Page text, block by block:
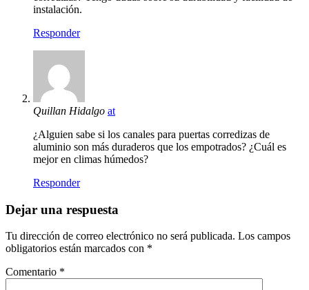
instalación.
Responder
Quillan Hidalgo at
¿Alguien sabe si los canales para puertas corredizas de
aluminio son más duraderos que los empotrados? ¿Cuál es
mejor en climas húmedos?
Responder
Dejar una respuesta
Tu dirección de correo electrónico no será publicada. Los campos
obligatorios están marcados con *
Comentario *